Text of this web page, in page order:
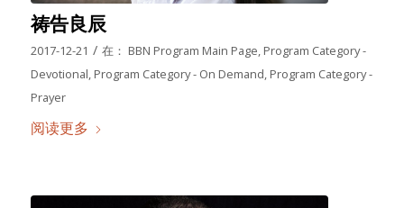
祷告良辰
2017-12-21 / 在： BBN Program Main Page Program Category -
Devotional Program Category - On Demand Program Category -
Prayer
阅读更多